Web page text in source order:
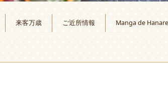
来客万歳 ご近所情報 Manga de Hanare